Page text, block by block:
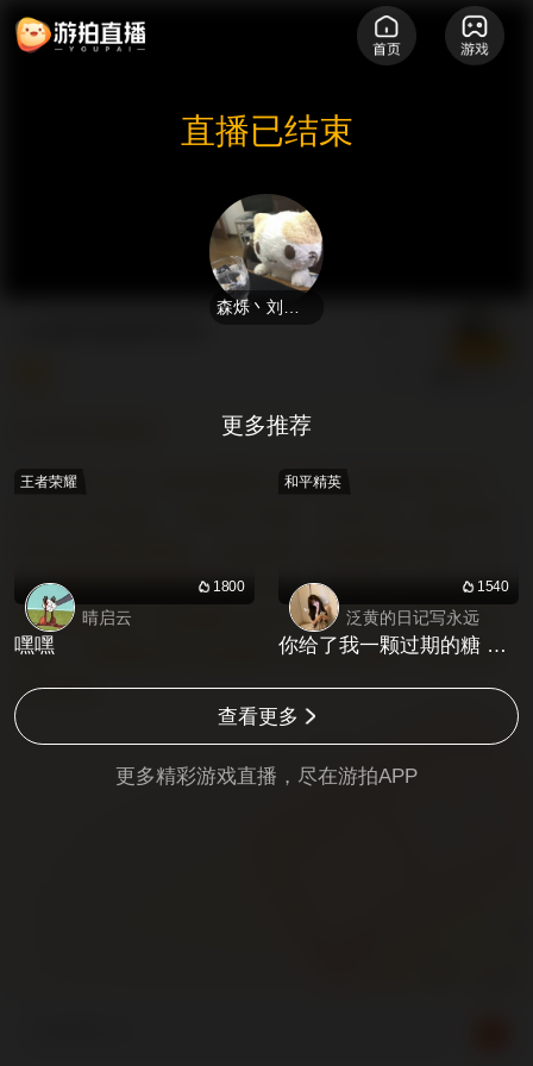
【直播间公告】游拍直播禁止未成年人充值打赏行为。
注意保护自己的财产和帐号安全，不要轻信各类送号借
号等交易信息，此类服务为用户个人行为，与游拍官方
无关。【危险提示】此直播仅为游戏内直播，请勿在现
实中模仿。
直播已结束
森烁丶刘刚大王
更多推荐
1800
王者荣耀
晴启云
嘿嘿
1540
和平精英
泛黄的日记写永远
你给了我一颗过期的糖 还问我甜不甜
查看更多
更多精彩游戏直播，尽在游拍APP